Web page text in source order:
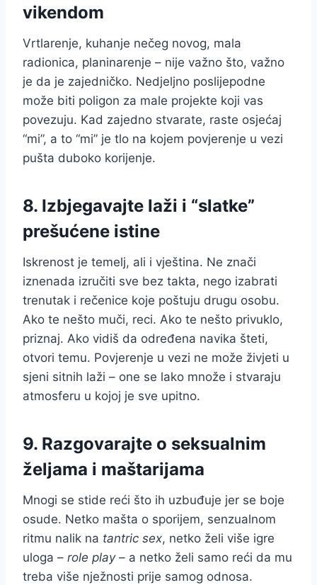
vikendom
Vrtlarenje, kuhanje nečeg novog, mala
radionica, planinarenje – nije važno što, važno
je da je zajedničko. Nedjeljno poslijepodne
može biti poligon za male projekte koji vas
povezuju. Kad zajedno stvarate, raste osjećaj
“mi”, a to “mi” je tlo na kojem povjerenje u vezi
pušta duboko korijenje.
8. Izbjegavajte laži i “slatke”
prešućene istine
Iskrenost je temelj, ali i vještina. Ne znači
iznenada izručiti sve bez takta, nego izabrati
trenutak i rečenice koje poštuju drugu osobu.
Ako te nešto muči, reci. Ako te nešto privuklo,
priznaj. Ako vidiš da određena navika šteti,
otvori temu. Povjerenje u vezi ne može živjeti u
sjeni sitnih laži – one se lako množe i stvaraju
atmosferu u kojoj je sve upitno.
9. Razgovarajte o seksualnim
željama i maštarijama
Mnogi se stide reći što ih uzbuđuje jer se boje
osude. Netko mašta o sporijem, senzualnom
ritmu nalik na tantric sex, netko želi više igre
uloga – role play– a netko želi samo reći da mu
treba više nježnosti prije samog odnosa.